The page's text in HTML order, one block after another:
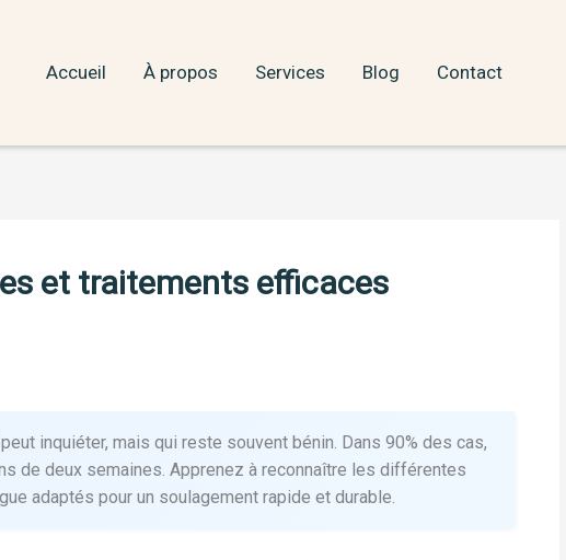
Accueil À propos Services Blog Contact
et traitements efficaces
inquiéter, mais qui reste souvent bénin. Dans 90% des cas,
de deux semaines. Apprenez à reconnaître les différentes
adaptés pour un soulagement rapide et durable.